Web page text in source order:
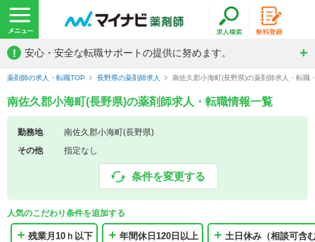
! 安心・安全な転職サポートの提供に努めます。
薬剤師の求人・転職TOP 長野県の薬剤師求人 南佐久郡小海町(長野県)の薬剤師求人・転職
南佐久郡小海町(長野県)の薬剤師求人・転職情報一覧
勤務地
南佐久郡小海町(長野県)
その他
指定なし
条件を変更する
人気のこだわり条件を追加する
残業月10ｈ以下 年間休日120日以上 土日休み（相談可含